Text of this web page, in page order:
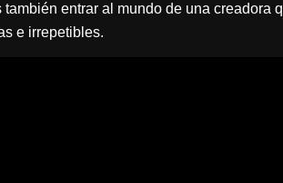
entrar al mundo de una creadora
e irrepetibles.